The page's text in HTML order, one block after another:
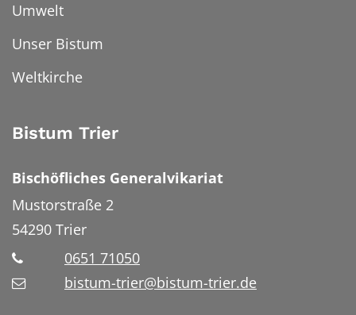
Umwelt
Unser Bistum
Weltkirche
Bistum Trier
Bischöfliches Generalvikariat
Mustorstraße 2
54290 Trier
0651 71050
bistum-trier@bistum-trier.de